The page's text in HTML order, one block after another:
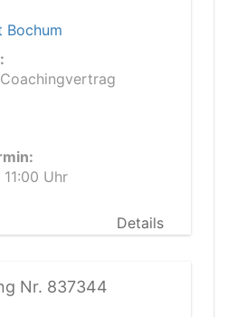
Bochum
Uhr
Details
Nr. 837344